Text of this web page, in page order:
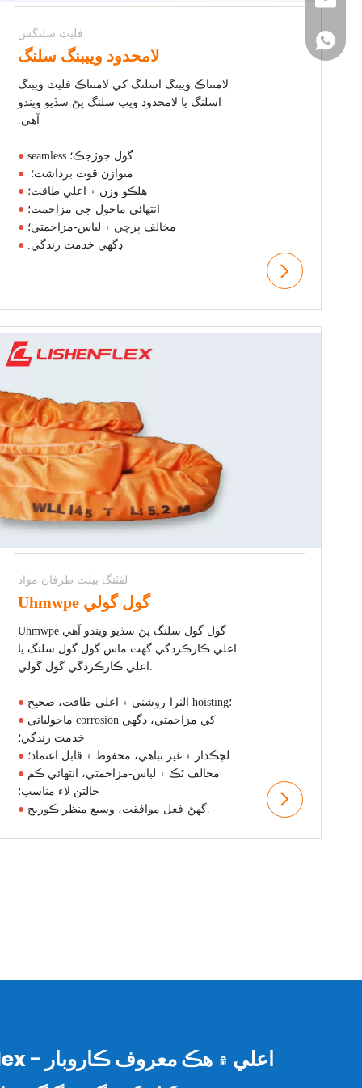
فليٽ سلنگس
لامحدود ويببنگ سلنگ
لامتناڪ ويبنگ اسلنگ کي لامتناڪ فليٽ ويبنگ
اسلنگ يا لامحدود ويب سلنگ پڻ سڏيو ويندو
آهي.
●
seamless گول جوڙجڪ؛
● متوازن قوت برداشت؛
● هلڪو وزن ۽ اعلي طاقت؛
● انتهائي ماحول جي مزاحمت؛
● مخالف پرچي ۽ لباس-مزاحمتي؛
● ڊگھي خدمت زندگي.
لفٽنگ بيلٽ طرفان مواد
Uhmwpe گول گولي
Uhmwpe گول گول سلنگ پڻ سڏيو ويندو آهي
اعلي ڪارڪردگي گهٽ ماس گول گول سلنگ يا
●
الٽرا-روشني ۽ اعلي-طاقت، صحيح hoisting؛
● ماحولياتي corrosion کي مزاحمتي، ڊگهي
خدمت زندگي؛
● لچڪدار ۽ غير تباهي، محفوظ ۽ قابل اعتماد؛
● مخالف ٿڪ ۽ لباس-مزاحمتي، انتهائي ڪم
حالتن لاء مناسب؛
●
گھڻ-فعل موافقت، وسيع منظر ڪوريج.
LishenFlex - اعلي ۾ هڪ معروف ڪاروبار
+86